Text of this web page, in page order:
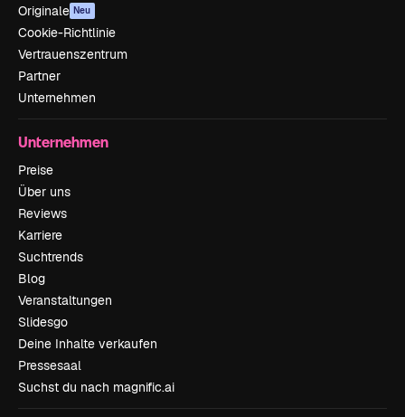
Originale Neu
Cookie-Richtlinie
Vertrauenszentrum
Partner
Unternehmen
Unternehmen
Preise
Über uns
Reviews
Karriere
Suchtrends
Blog
Veranstaltungen
Slidesgo
Deine Inhalte verkaufen
Pressesaal
Suchst du nach magnific.ai